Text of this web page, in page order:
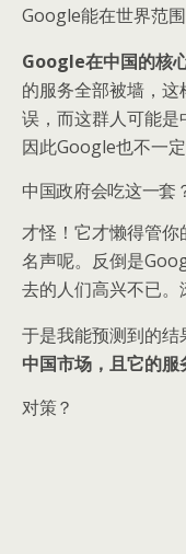
Google能在世界范围
Google在中国的核
的服务全部被墙，
误，而这群人可能是
因此Google也不一定
中国政府会吃这一套
才怪！它才懒得管
名声呢。反倒是
去的人们高兴不已。
于是我能预测到的结
中国市场，且它的
对策？